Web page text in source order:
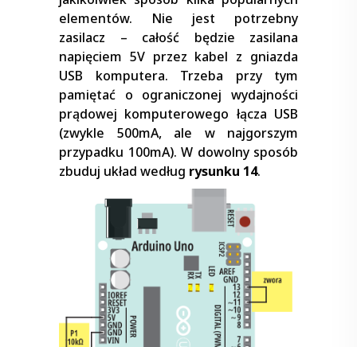
elementów. Nie jest potrzebny
zasilacz – całość będzie zasilana
napięciem 5V przez kabel z gniazda
USB komputera. Trzeba przy tym
pamiętać o ograniczonej wydajności
prądowej komputerowego łącza USB
(zwykle 500mA, ale w najgorszym
przypadku 100mA). W dowolny sposób
zbuduj układ według rysunku 14.